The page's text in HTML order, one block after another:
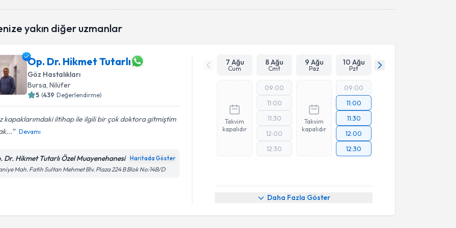
yakın diğer uzmanlar
Op. Dr. Hikmet Tutarlı
Göz Hastalıkları
Bursa, Nilüfer
5 (439 Değerlendirme)
kapaklarımdaki iltihap ile ilgili bir çok doktora gitmiştim
Devamı
Dr. Hikmet Tutarlı Özel Muayenehanesi Haritada Göster
Mah. Fatih Sultan Mehmet Blv. Plaza 224 B Blok No:14B/D
7 Ağu
Cum
8 Ağu
Cmt
9 Ağu
Paz
10 Ağu
Pzt
Takvim
kapalıdır
09:00
11:00
11:30
12:00
12:30
Takvim
kapalıdır
09:00
11:00
11:30
12:00
12:30
Daha Fazla Göster